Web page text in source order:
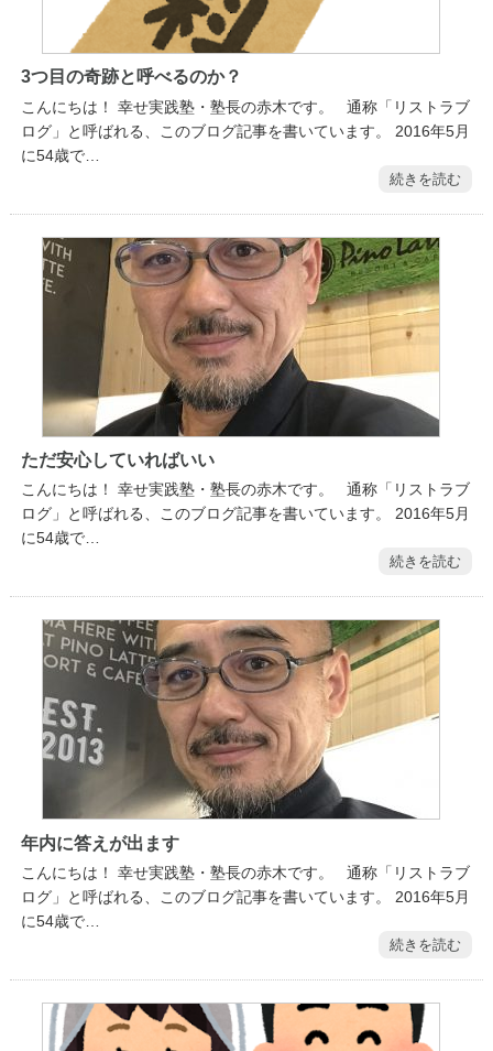
3つ目の奇跡と呼べるのか？
こんにちは！ 幸せ実践塾・塾長の赤木です。 通称「リストラブ
ログ」と呼ばれる、このブログ記事を書いています。 2016年5月
に54歳で…
続きを読む
ただ安心していればいい
こんにちは！ 幸せ実践塾・塾長の赤木です。 通称「リストラブ
ログ」と呼ばれる、このブログ記事を書いています。 2016年5月
に54歳で…
続きを読む
年内に答えが出ます
こんにちは！ 幸せ実践塾・塾長の赤木です。 通称「リストラブ
ログ」と呼ばれる、このブログ記事を書いています。 2016年5月
に54歳で…
続きを読む